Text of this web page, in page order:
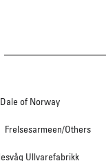
Dale of Norway
Frelsesarmeen/Others
Ullvarefabrikk